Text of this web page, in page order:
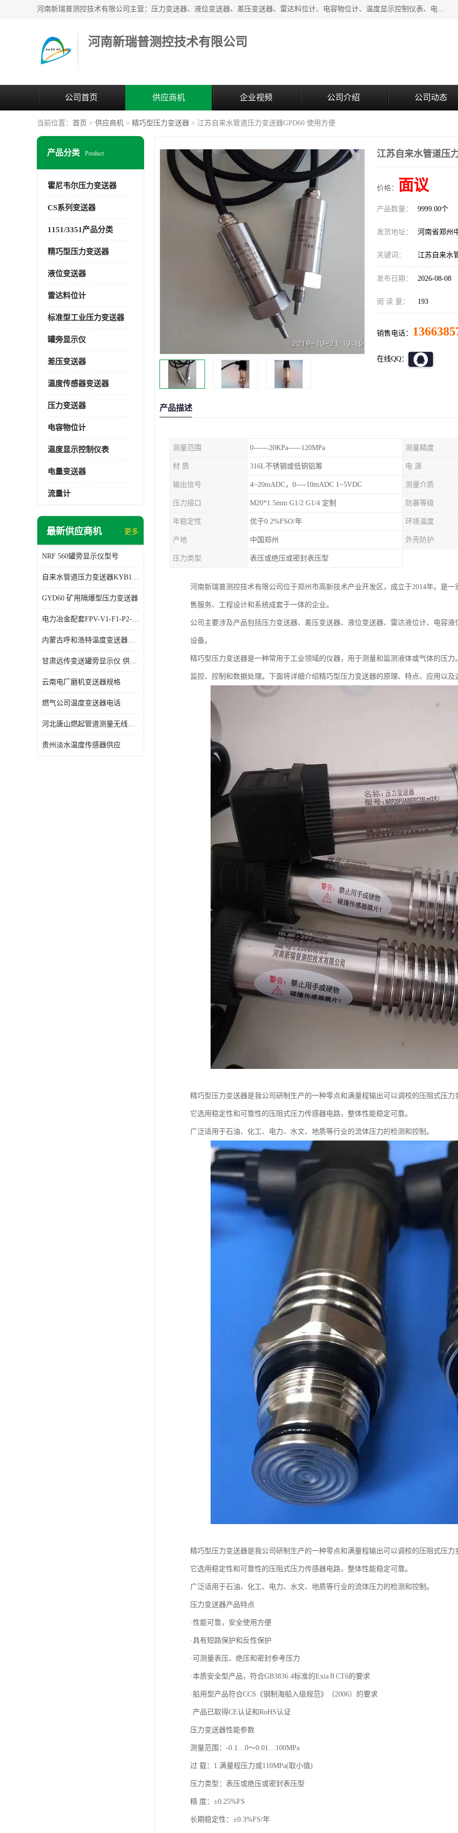
河南新瑞普测控技术有限公司主营：压力变送器、液位变送器、差压变送器、雷达料位计、电容物位计、温度显示控制仪表、电量变送器、流量计、工业自动化系统成套设备。
河南新瑞普测控技术有限公司
公司首页 供应商机 企业视频 公司介绍 公司动态
当前位置： 首页 > 供应商机 > 精巧型压力变送器 > 江苏自来水管道压力变送器GPD60 使用方便
产品分类 Product
霍尼韦尔压力变送器
CS系列变送器
1151/3351产品分类
精巧型压力变送器
液位变送器
雷达料位计
标准型工业压力变送器
罐旁显示仪
差压变送器
温度传感器变送器
压力变送器
电容物位计
温度显示控制仪表
电量变送器
流量计
最新供应商机 更多
NRF 560罐旁显示仪型号
自来水管道压力变送器KYB11G03M2型号 使用方便
GYD60 矿用隔爆型压力变送器
电力冶金配套FPV-V1-F1-P2-03电压变送器
内蒙古呼和浩特温度变送器配套罐旁显示仪供应 性能稳定
甘肃远传变送罐旁显示仪 供应及时
云南电厂磨机变送器规格
燃气公司温度变送器电话
河北唐山燃起管道测量无线压力变送器型号 性能稳定
贵州淡水温度传感器供应
江苏自来水管道压
价格： 面议
产品数量： 9999.00个
发货地址： 河南省郑州
关键词： 江苏自来水
发布日期： 2026-08-08
阅 读 量： 193
销售电话：
在线QQ：
产品描述
测量范围 0------20KPa-----120MPa 测量精度
材 质 316L不锈钢或低铜铝筹 电 源
输出信号 4~20mADC，0----10mADC 1~5VDC 测量介质
压力接口 M20*1.5mm G1/2 G1/4 定制 防暴等级
年稳定性 优于0.2%FSO/年 环境温度
产地 中国郑州 外壳防护
压力类型 表压或绝压或密封表压型
河南新瑞普测控技术有限公司位于郑州市高新技术产业开发区，成立于2014年。是
售服务、工程设计和系统成套于一体的企业。
公司主要涉及产品包括压力变送器、差压变送器、液位变送器、雷达液位计、电容
设备。
精巧型压力变送器是一种常用于工业领域的仪器，用于测量和监测液体或气体的压
监控、控制和数据处理。下面将详细介绍精巧型压力变送器的原理、特点、应用以
精巧型压力变送器是我公司研制生产的一种零点和满量程输出可以调校的压阻式压力
它选用稳定性和可靠性的压阻式压力传感器电路，整体性能稳定可靠。
广泛适用于石油、化工、电力、水文、地质等行业的流体压力的检测和控制。
精巧型压力变送器是我公司研制生产的一种零点和满量程输出可以调校的压阻式压力
它选用稳定性和可靠性的压阻式压力传感器电路，整体性能稳定可靠。
广泛适用于石油、化工、电力、水文、地质等行业的流体压力的检测和控制。
压力变送器产品特点
·性能可靠，安全使用方便
·具有短路保护和反性保护
·可测量表压、绝压和密封参考压力
·本质安全型产品，符合GB3836.4标准的ExiaⅡCT6的要求
·船用型产品符合CCS《钢制海船入级规范》（2006）的要求
·产品已取得CE认证和RoHS认证
压力变送器性能参数
测量范围：-0.1…0～0.01…100MPa
过 载：1.满量程压力或110MPa(取小值)
压力类型：表压或绝压或密封表压型
精 度：±0.25%FS
长期稳定性：±0.3%FS/年